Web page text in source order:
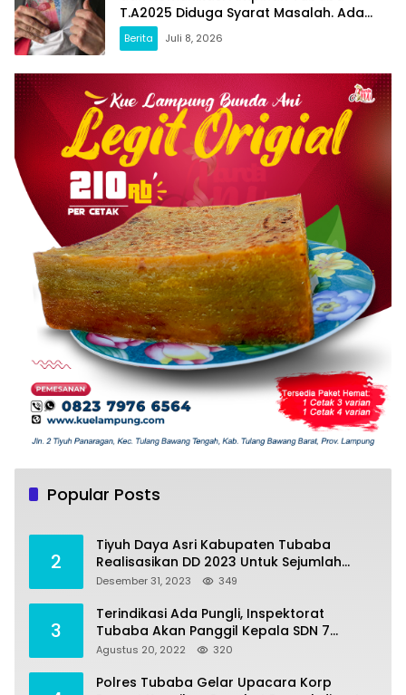
T.A2025 Diduga Syarat Masalah. Ada
Indikasi Tumpang Tindih dan Kegiatan
Fiktif
Berita Juli 8, 2026
Popular Posts
Pembangunan
Juli 4, 2022
2
Tiyuh Daya Asri Kabupaten Tubaba
Realisasikan DD 2023 Untuk Sejumlah
Program Pembangunan
Desember 31, 2023 349
3
Terindikasi Ada Pungli, Inspektorat
Tubaba Akan Panggil Kepala SDN 7
Penumangan Baru
Agustus 20, 2022 320
Polres Tubaba Gelar Upacara Korp